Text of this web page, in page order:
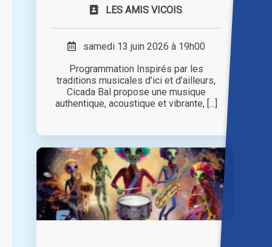
LES AMIS VICOIS
samedi 13 juin 2026 à 19h00
Programmation Inspirés par les
traditions musicales d’ici et d’ailleurs,
Cicada Bal propose une musique
authentique, acoustique et vibrante, [...]